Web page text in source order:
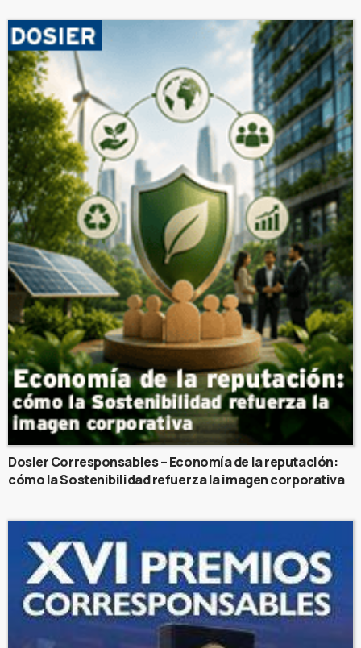
Dosier Corresponsables – Economía de la reputación:
cómo la Sostenibilidad refuerza la imagen corporativa